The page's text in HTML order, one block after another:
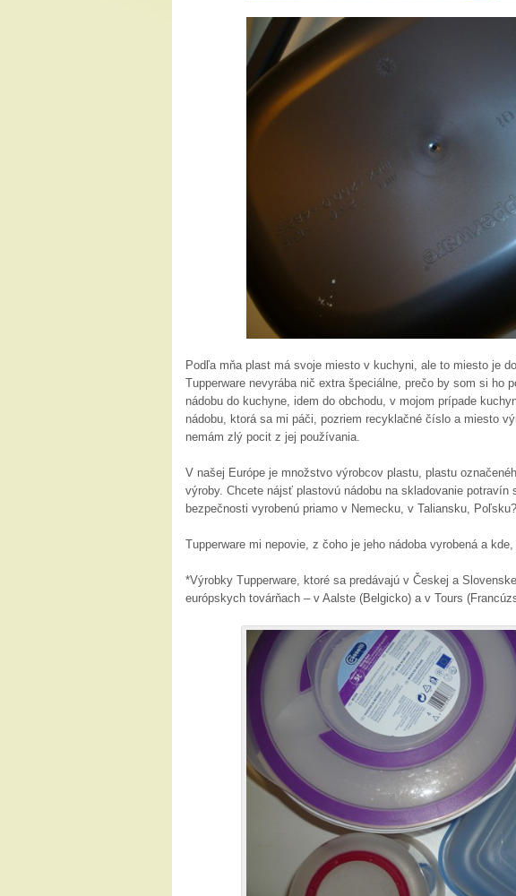
Podľa mňa plast má svoje miesto v kuchyni, ale to miesto je
Tupperware nevyrába nič extra špeciálne, prečo by som si ho
nádobu do kuchyne, idem do obchodu, v mojom prípade
nádobu, ktorá sa mi páči, pozriem recyklačné číslo a miesto
nemám zlý pocit z jej používania.
V našej Európe je množstvo výrobcov plastu, plastu
výroby. Chcete nájsť plastovú nádobu na skladovanie
bezpečnosti vyrobenú priamo v Nemecku, v Taliansku,
Tupperware mi nepovie, z čoho je jeho nádoba vyrobená a
*Výrobky Tupperware, ktoré sa predávajú v Českej a
európskych továrňach – v Aalste (Belgicko) a v Tours